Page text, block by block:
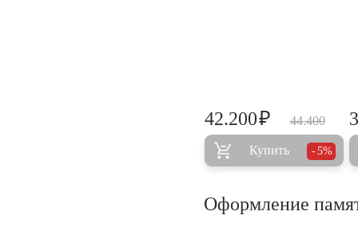
44.400
42.200₽
Купить 5%
Оформление